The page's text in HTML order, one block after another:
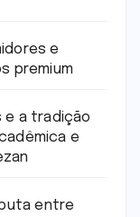
e
premium
e a tradição
e
entre